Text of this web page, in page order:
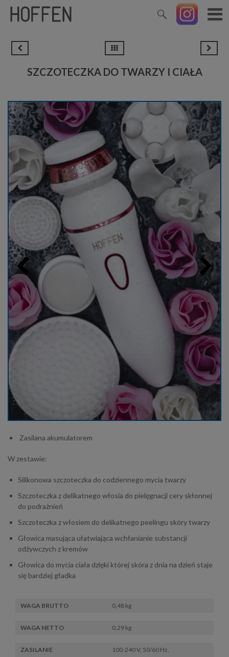
SZCZOTECZKA DO TWARZY I CIAŁA
Zasilana akumulatorem
W zestawie:
Silikonowa szczoteczka do codziennego mycia twarzy
Szczoteczka z delikatnego włosia do pielęgnacji cery skłonnej
do podrażnień
Szczoteczka z włosiem do delikatnego peelingu skóry twarzy
Głowica masująca ułatwiająca wchłanianie substancji
odżywczych z kremów
Głowica do mycia ciała dzięki której skóra z dnia na dzień staje
się bardziej gładka
WAGA BRUTTO 0,48 kg
WAGA NETTO 0,29 kg
ZASILANIE 100-240 V, 50/60 Hz,